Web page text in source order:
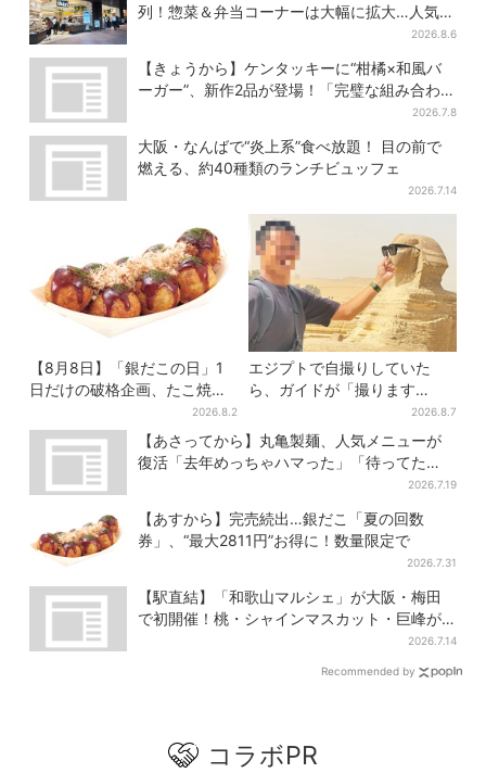
列！惣菜＆弁当コーナーは大幅に拡大…人気商
2026.8.6
【きょうから】ケンタッキーに“柑橘×和風バ
ーガー”、新作2品が登場！「完璧な組み合わ
2026.7.8
大阪・なんばで“炎上系”食べ放題！ 目の前で
燃える、約40種類のランチビュッフェ
2026.7.14
【8月8日】「銀だこの日」1
日だけの破格企画、たこ焼き1
舟が88円に…先着88名限り
2026.8.2
エジプトで自撮りしていた
ら、ガイドが「撮ります
よ！」→ノリノリでポーズを
取っていたら…… 海外旅行
でのトラブル防止策を
2026.8.7
【あさってから】丸亀製麺、人気メニューが
復活「去年めっちゃハマった」「待ってた
2026.7.19
【あすから】完売続出…銀だこ「夏の回数
券」、“最大2811円”お得に！数量限定で
2026.7.31
【駅直結】「和歌山マルシェ」が大阪・梅田
で初開催！桃・シャインマスカット・巨峰が
2026.7.14
Recommended by
コラボPR